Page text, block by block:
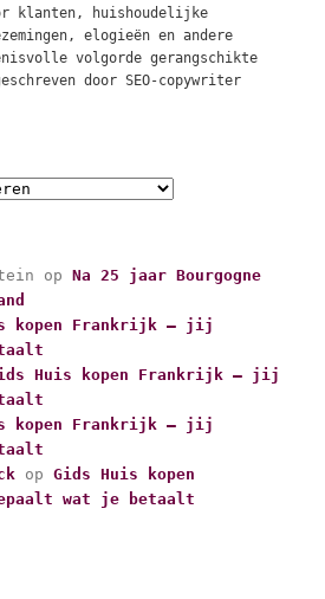
klanten, huishoudelijke
elogieën en andere
volgorde gerangschikte
door SEO-copywriter
opNa 25 jaar Bourgogne
kopen Frankrijk – jij
Huis kopen Frankrijk – jij
kopen Frankrijk – jij
opGids Huis kopen
wat je betaalt